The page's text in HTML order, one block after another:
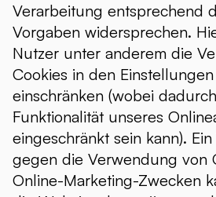
Verarbeitung entsprechend
Vorgaben widersprechen.
Nutzer unter anderem die
Cookies in den
einschränken (wobei
Funktionalität unseres
eingeschränkt sein kann).
gegen die Verwendung von
Online-Marketing-Zwecken